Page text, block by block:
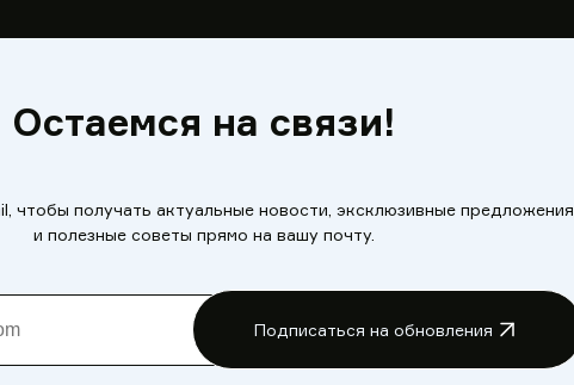
Остаемся на связи!
чтобы получать актуальные новости, эксклюзивные предложения
и полезные советы прямо на вашу почту.
Подписаться на обновления